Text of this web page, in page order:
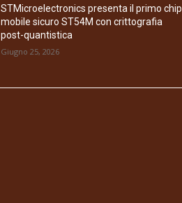
STMicroelectronics presenta il primo chip
mobile sicuro ST54M con crittografia
post-quantistica
Giugno 25, 2026